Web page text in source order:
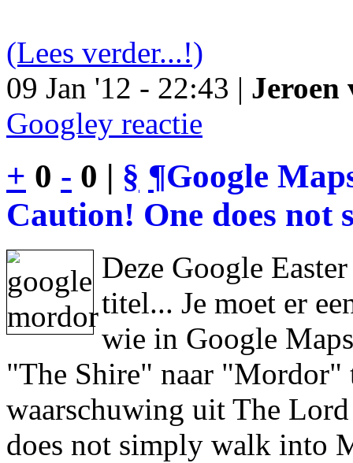
(Lees verder...!)
09 Jan '12 - 22:43 | Jeroen
Googley reactie
+ 0 - 0 | § ¶Google
Caution! One does
Deze Google
titel... Je moet er
wie in Google
"The Shire" naar "Mordor"
waarschuwing uit The
does not simply walk into